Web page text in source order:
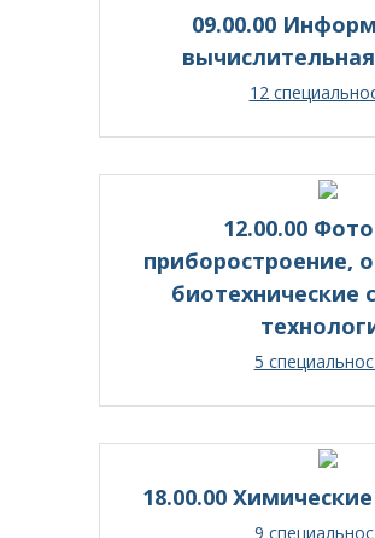
09.00.00
12
12.00.00
приборостроение,
биотехнические
5
18.00.00
9